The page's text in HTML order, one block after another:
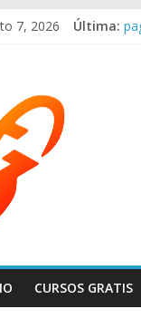
7, 2026 Última:
CURSOS GRATIS